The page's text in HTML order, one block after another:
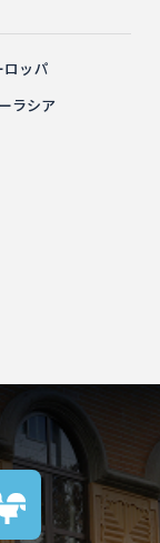
ロッパ
ラシア